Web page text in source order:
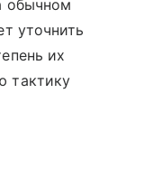
обычном
уточнить
их
тактику